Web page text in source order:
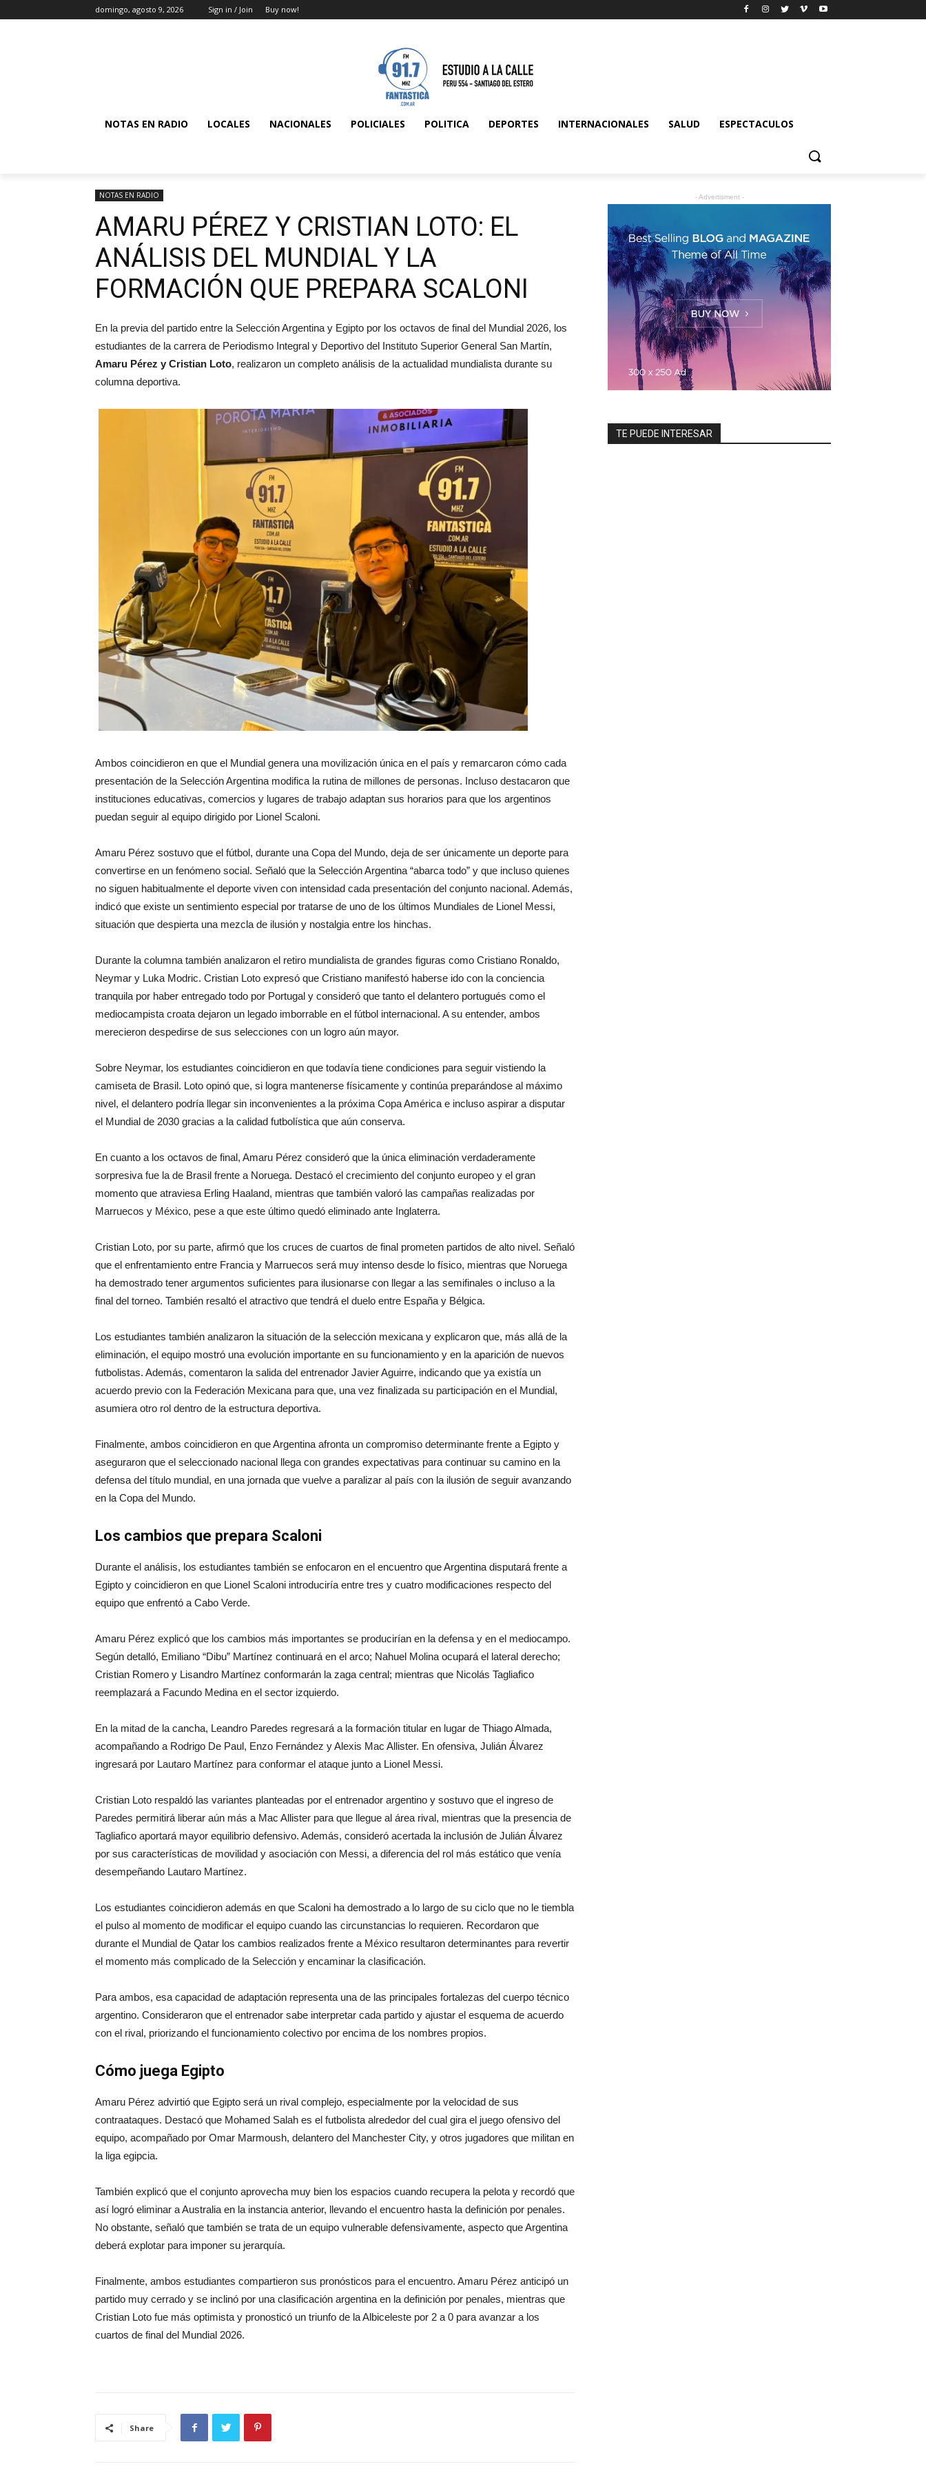
domingo, agosto 9, 2026 Sign in / Join Buy now!
NOTAS EN RADIO LOCALES NACIONALES POLICIALES POLITICA DEPORTES INTERNACIONALES SALUD ESPECTACULOS
NOTAS EN RADIO
AMARU PÉREZ Y CRISTIAN LOTO: EL
ANÁLISIS DEL MUNDIAL Y LA
FORMACIÓN QUE PREPARA SCALONI
En la previa del partido entre la Selección Argentina y Egipto por los octavos de final del Mundial 2026, los
estudiantes de la carrera de Periodismo Integral y Deportivo del Instituto Superior General San Martín,
Amaru Pérez y Cristian Loto, realizaron un completo análisis de la actualidad mundialista durante su
columna deportiva.
Ambos coincidieron en que el Mundial genera una movilización única en el país y remarcaron cómo cada
presentación de la Selección Argentina modifica la rutina de millones de personas. Incluso destacaron que
instituciones educativas, comercios y lugares de trabajo adaptan sus horarios para que los argentinos
puedan seguir al equipo dirigido por Lionel Scaloni.
Amaru Pérez sostuvo que el fútbol, durante una Copa del Mundo, deja de ser únicamente un deporte para
convertirse en un fenómeno social. Señaló que la Selección Argentina “abarca todo” y que incluso quienes
no siguen habitualmente el deporte viven con intensidad cada presentación del conjunto nacional. Además,
indicó que existe un sentimiento especial por tratarse de uno de los últimos Mundiales de Lionel Messi,
situación que despierta una mezcla de ilusión y nostalgia entre los hinchas.
Durante la columna también analizaron el retiro mundialista de grandes figuras como Cristiano Ronaldo,
Neymar y Luka Modric. Cristian Loto expresó que Cristiano manifestó haberse ido con la conciencia
tranquila por haber entregado todo por Portugal y consideró que tanto el delantero portugués como el
mediocampista croata dejaron un legado imborrable en el fútbol internacional. A su entender, ambos
merecieron despedirse de sus selecciones con un logro aún mayor.
Sobre Neymar, los estudiantes coincidieron en que todavía tiene condiciones para seguir vistiendo la
camiseta de Brasil. Loto opinó que, si logra mantenerse físicamente y continúa preparándose al máximo
nivel, el delantero podría llegar sin inconvenientes a la próxima Copa América e incluso aspirar a disputar
el Mundial de 2030 gracias a la calidad futbolística que aún conserva.
En cuanto a los octavos de final, Amaru Pérez consideró que la única eliminación verdaderamente
sorpresiva fue la de Brasil frente a Noruega. Destacó el crecimiento del conjunto europeo y el gran
momento que atraviesa Erling Haaland, mientras que también valoró las campañas realizadas por
Marruecos y México, pese a que este último quedó eliminado ante Inglaterra.
Cristian Loto, por su parte, afirmó que los cruces de cuartos de final prometen partidos de alto nivel. Señaló
que el enfrentamiento entre Francia y Marruecos será muy intenso desde lo físico, mientras que Noruega
ha demostrado tener argumentos suficientes para ilusionarse con llegar a las semifinales o incluso a la
final del torneo. También resaltó el atractivo que tendrá el duelo entre España y Bélgica.
Los estudiantes también analizaron la situación de la selección mexicana y explicaron que, más allá de la
eliminación, el equipo mostró una evolución importante en su funcionamiento y en la aparición de nuevos
futbolistas. Además, comentaron la salida del entrenador Javier Aguirre, indicando que ya existía un
acuerdo previo con la Federación Mexicana para que, una vez finalizada su participación en el Mundial,
asumiera otro rol dentro de la estructura deportiva.
Finalmente, ambos coincidieron en que Argentina afronta un compromiso determinante frente a Egipto y
aseguraron que el seleccionado nacional llega con grandes expectativas para continuar su camino en la
defensa del título mundial, en una jornada que vuelve a paralizar al país con la ilusión de seguir avanzando
en la Copa del Mundo.
Los cambios que prepara Scaloni
Durante el análisis, los estudiantes también se enfocaron en el encuentro que Argentina disputará frente a
Egipto y coincidieron en que Lionel Scaloni introduciría entre tres y cuatro modificaciones respecto del
equipo que enfrentó a Cabo Verde.
Amaru Pérez explicó que los cambios más importantes se producirían en la defensa y en el mediocampo.
Según detalló, Emiliano “Dibu” Martínez continuará en el arco; Nahuel Molina ocupará el lateral derecho;
Cristian Romero y Lisandro Martínez conformarán la zaga central; mientras que Nicolás Tagliafico
reemplazará a Facundo Medina en el sector izquierdo.
En la mitad de la cancha, Leandro Paredes regresará a la formación titular en lugar de Thiago Almada,
acompañando a Rodrigo De Paul, Enzo Fernández y Alexis Mac Allister. En ofensiva, Julián Álvarez
ingresará por Lautaro Martínez para conformar el ataque junto a Lionel Messi.
Cristian Loto respaldó las variantes planteadas por el entrenador argentino y sostuvo que el ingreso de
Paredes permitirá liberar aún más a Mac Allister para que llegue al área rival, mientras que la presencia de
Tagliafico aportará mayor equilibrio defensivo. Además, consideró acertada la inclusión de Julián Álvarez
por sus características de movilidad y asociación con Messi, a diferencia del rol más estático que venía
desempeñando Lautaro Martínez.
Los estudiantes coincidieron además en que Scaloni ha demostrado a lo largo de su ciclo que no le tiembla
el pulso al momento de modificar el equipo cuando las circunstancias lo requieren. Recordaron que
durante el Mundial de Qatar los cambios realizados frente a México resultaron determinantes para revertir
el momento más complicado de la Selección y encaminar la clasificación.
Para ambos, esa capacidad de adaptación representa una de las principales fortalezas del cuerpo técnico
argentino. Consideraron que el entrenador sabe interpretar cada partido y ajustar el esquema de acuerdo
con el rival, priorizando el funcionamiento colectivo por encima de los nombres propios.
Cómo juega Egipto
Amaru Pérez advirtió que Egipto será un rival complejo, especialmente por la velocidad de sus
contraataques. Destacó que Mohamed Salah es el futbolista alrededor del cual gira el juego ofensivo del
equipo, acompañado por Omar Marmoush, delantero del Manchester City, y otros jugadores que militan en
la liga egipcia.
También explicó que el conjunto aprovecha muy bien los espacios cuando recupera la pelota y recordó que
así logró eliminar a Australia en la instancia anterior, llevando el encuentro hasta la definición por penales.
No obstante, señaló que también se trata de un equipo vulnerable defensivamente, aspecto que Argentina
deberá explotar para imponer su jerarquía.
Finalmente, ambos estudiantes compartieron sus pronósticos para el encuentro. Amaru Pérez anticipó un
partido muy cerrado y se inclinó por una clasificación argentina en la definición por penales, mientras que
Cristian Loto fue más optimista y pronosticó un triunfo de la Albiceleste por 2 a 0 para avanzar a los
cuartos de final del Mundial 2026.
Share
- Advertisment -
TE PUEDE INTERESAR